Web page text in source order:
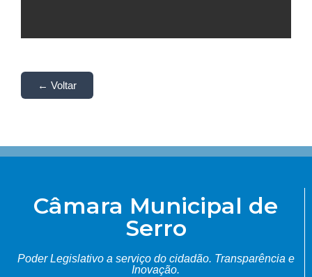
← Voltar
Câmara Municipal de
Serro
Poder Legislativo a serviço do cidadão. Transparência e
Inovação.